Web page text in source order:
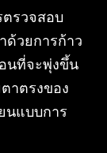
ตรวจสอบ
ด้วยการก้าว
นที่จะพุ่งขึ้น
าตรงของ
นแบบการ